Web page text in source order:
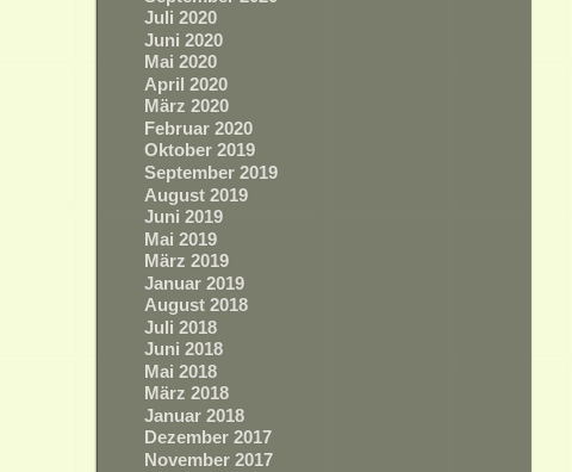
Juli 2020
Juni 2020
Mai 2020
April 2020
März 2020
Februar 2020
Oktober 2019
September 2019
August 2019
Juni 2019
Mai 2019
März 2019
Januar 2019
August 2018
Juli 2018
Juni 2018
Mai 2018
März 2018
Januar 2018
Dezember 2017
November 2017